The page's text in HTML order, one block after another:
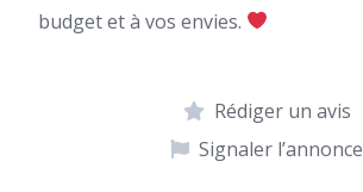
budget et à vos envies.
Rédiger un avis
Signaler l’annonce